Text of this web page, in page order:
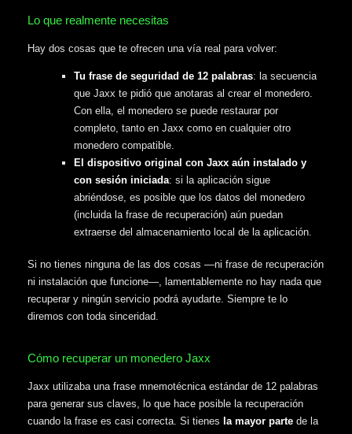
Lo que realmente necesitas
Hay dos cosas que te ofrecen una vía real para volver:
Tu frase de seguridad de 12 palabras: la secuencia
que Jaxx te pidió que anotaras al crear el monedero.
Con ella, el monedero se puede restaurar por
completo, tanto en Jaxx como en cualquier otro
monedero compatible.
El dispositivo original con Jaxx aún instalado y
con sesión iniciada: si la aplicación sigue
abriéndose, es posible que los datos del monedero
(incluida la frase de recuperación) aún puedan
extraerse del almacenamiento local de la aplicación.
Si no tienes ninguna de las dos cosas —ni frase de recuperación
ni instalación que funcione—, lamentablemente no hay nada que
recuperar y ningún servicio podrá ayudarte. Siempre te lo
diremos con toda sinceridad.
Cómo recuperar un monedero Jaxx
Jaxx utilizaba una frase mnemotécnica estándar de 12 palabras
para generar sus claves, lo que hace posible la recuperación
cuando la frase es casi correcta. Si tienes la mayor parte de la